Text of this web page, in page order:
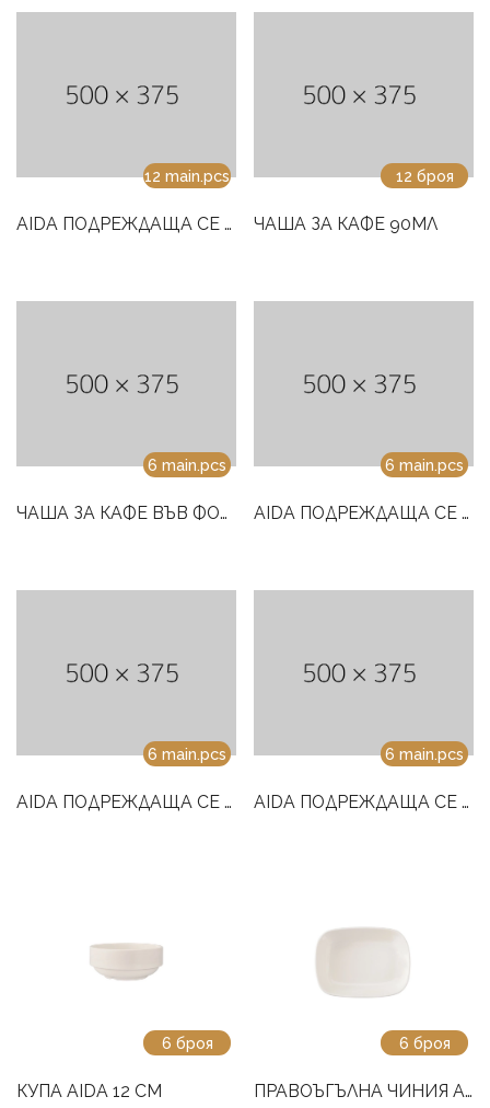
12 main.pcs
AIDA ПОДРЕЖДАЩА СЕ ЧАША ЗА КАФЕ И ЧИНИЙКА С РАМКА 100 ML
12 броя
ЧАША ЗА КАФЕ 90МЛ
6 main.pcs
ЧАША ЗА КАФЕ ВЪВ ФОРМАТА НА КУПА И ЧИНИЙКА С РЪБОВЕ 90 ML
6 main.pcs
AIDA ПОДРЕЖДАЩА СЕ ЧАША ЗА КАФЕ 180ML
6 main.pcs
AIDA ПОДРЕЖДАЩА СЕ ЧАША ЗА КАФЕ 100ML
6 main.pcs
AIDA ПОДРЕЖДАЩА СЕ ЧАША ЗА КАФЕ 85ML
6 броя
КУПА AIDA 12 СМ
6 броя
ПРАВОЪГЪЛНА ЧИНИЯ AIDA 21 СМ